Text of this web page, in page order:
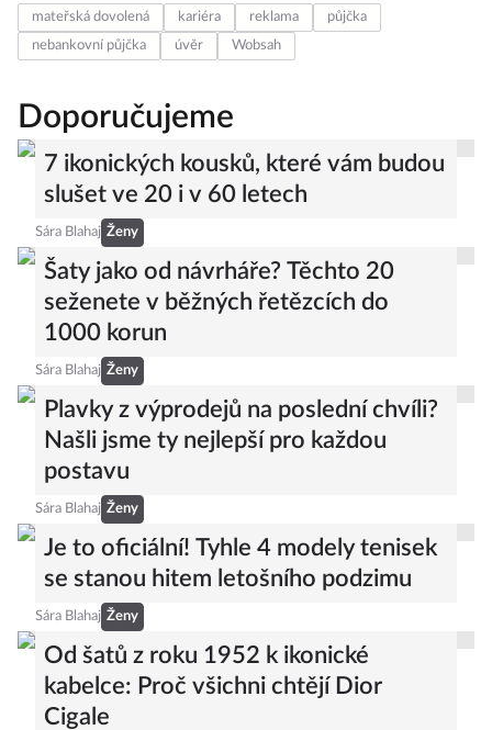
mateřská dovolená kariéra reklama
půjčka
nebankovní půjčka
úvěr Wobsah
Doporučujeme
7 ikonických kousků, které vám budou
slušet ve 20 i v 60 letech
Sára Blahaj Ženy
Šaty jako od návrháře? Těchto 20
seženete v běžných řetězcích do
1000 korun
Sára Blahaj Ženy
Plavky z výprodejů na poslední chvíli?
Našli jsme ty nejlepší pro každou
postavu
Sára Blahaj Ženy
Je to oficiální! Tyhle 4 modely tenisek
se stanou hitem letošního podzimu
Sára Blahaj Ženy
Od šatů z roku 1952 k ikonické
kabelce: Proč všichni chtějí Dior
Cigale